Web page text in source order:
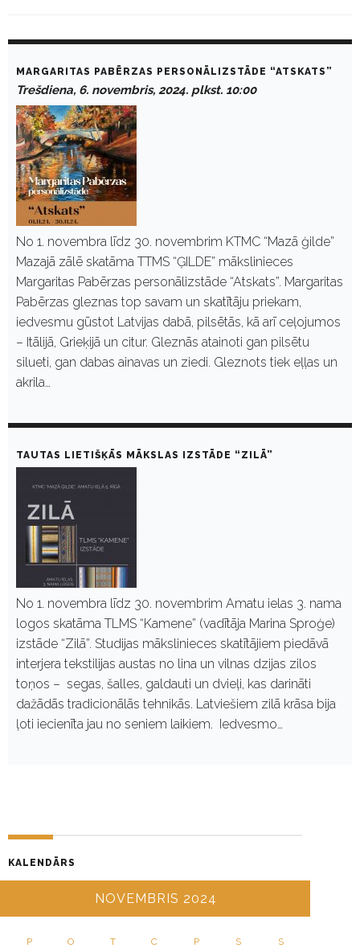
N
o
e
m
b
MARGARITAS PABĒRZAS PERSONĀLIZSTĀDE “ATSKATS”
Trešdiena, 6. novembris, 2024. plkst. 10:00
No 1. novembra līdz 30. novembrim KTMC “Mazā ģilde”
Mazajā zālē skatāma TTMS “ĢILDE” mākslinieces
Margaritas Pabērzas personālizstāde “Atskats”. Margaritas
Pabērzas gleznas top savam un skatītāju priekam,
iedvesmu gūstot Latvijas dabā, pilsētās, kā arī ceļojumos
– Itālijā, Grieķijā un citur. Gleznās atainoti gan pilsētu
silueti, gan dabas ainavas un ziedi. Gleznots tiek eļļas un
akrila…
TAUTAS LIETIŠĶĀS MĀKSLAS IZSTĀDE “ZILĀ”
No 1. novembra līdz 30. novembrim Amatu ielas 3. nama
logos skatāma TLMS “Kamene” (vadītāja Marina Sproģe)
izstāde “Zilā”. Studijas mākslinieces skatītājiem piedāvā
interjera tekstilijas austas no lina un vilnas dzijas zilos
toņos – segas, šalles, galdauti un dvieļi, kas darināti
dažādās tradicionālās tehnikās. Latviešiem zilā krāsa bija
ļoti iecienīta jau no seniem laikiem. Iedvesmo…
KALENDĀRS
NOVEMBRIS 2024
P O T C P S S